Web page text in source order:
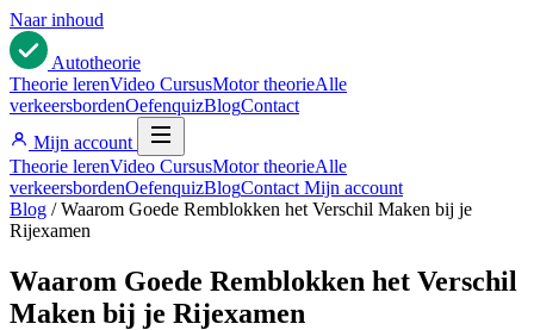
Naar inhoud
Autotheorie
Theorie lerenVideo CursusMotor theorieAlle
verkeersbordenOefenquizBlogContact
Mijn account
Theorie lerenVideo CursusMotor theorieAlle
verkeersbordenOefenquizBlogContact Mijn account
Blog / Waarom Goede Remblokken het Verschil Maken bij je
Rijexamen
Waarom Goede Remblokken het Verschil
Maken bij je Rijexamen